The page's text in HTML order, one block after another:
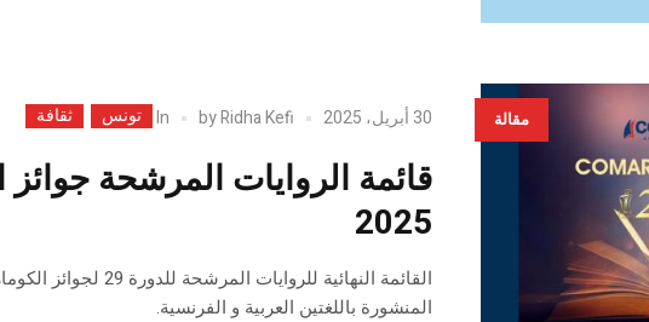
مقالة 30 أبريل، 2025 byRidha Kefi
In تونس ثقافة
قائمة الروايات المرشحة جوائز
2025
القائمة النهائية للروايات
المنشورة باللغتين العربية و الفرنسية.